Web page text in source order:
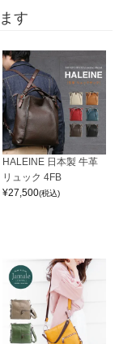
す
HALEINE 日本製 牛革
リュック 4FB
¥27,500(税込)